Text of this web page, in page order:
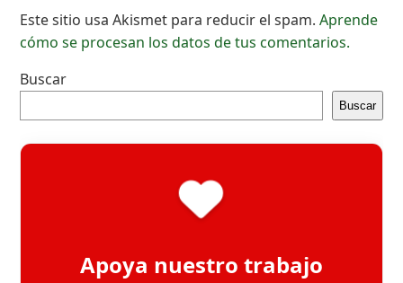
Este sitio usa Akismet para reducir el spam.Aprende
cómo se procesan los datos de tus comentarios.
Buscar
Buscar
Apoya nuestro trabajo